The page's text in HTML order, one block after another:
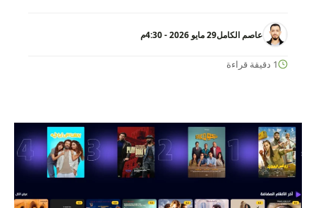
عاصم الكامل29 مايو 2026 - 4:30م
1 دقيقة قراءة